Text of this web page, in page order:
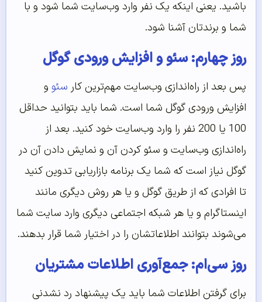
باشید. یعنی اینکه یک نفر وارد وب‌سایت شما شود و با
شما و برندتان آشنا شود.
روز چهارم: سئو و افزایش ورودی گوگل
پس بعد از راه‌اندازی وب‌سایت مهم‌ترین کار سئو و
افزایش ورودی گوگل شما است. شما باید بتوانید حداقل
100 یا 200 نفر را وارد وب‌سایت خود کنید. بعد از
راه‌اندازی وب‌سایت و سئو کردن آن و نمایش دادن آن در
گوگل نیاز است که شما یک برنامه بازاریابی تدوین کنید
تا افرادی که از طریق گوگل و یا هر روش دیگری مانند
اینستاگرام و یا هر شبکه اجتماعی دیگری وارد سایت شما
می‌شوند بتوانند اطلاعاتشان را در اختیار شما قرار بدهند.
روز سی‌ام: جمع‌آوری اطلاعات مشتریان
برای گرفتن اطلاعات شما باید یک پیشنهاد رد نشدنی